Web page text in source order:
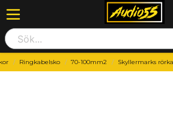
Ringkabelsko 70-100mm2 Skyllermarks